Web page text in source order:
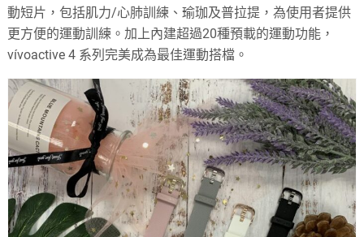
動短片，包括肌力/心肺訓練、瑜珈及普拉提，為使用者提供
更方便的運動訓練。加上內建超過20種預載的運動功能，
vívoactive 4 系列完美成為最佳運動搭檔。